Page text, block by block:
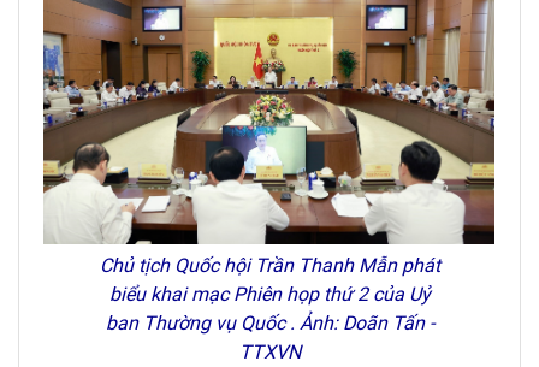
Chủ tịch Quốc hội Trần Thanh Mẫn phát
biểu khai mạc Phiên họp thứ 2 của Uỷ
ban Thường vụ Quốc . Ảnh: Doãn Tấn -
TTXVN